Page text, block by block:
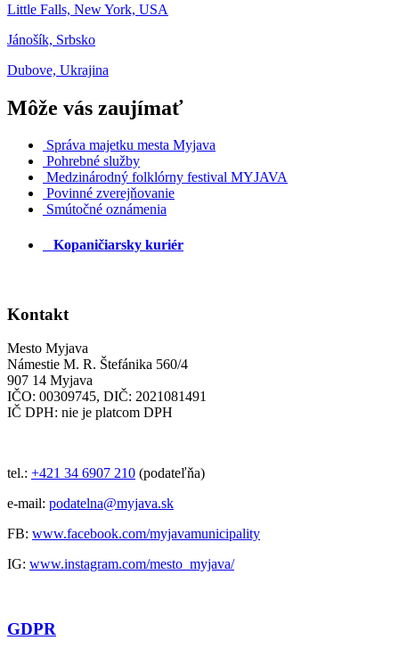
Little Falls, New York, USA
Jánošík, Srbsko
Dubove, Ukrajina
Môže vás zaujímať
Správa majetku mesta Myjava
Pohrebné služby
Medzinárodný folklórny festival MYJAVA
Povinné zverejňovanie
Smútočné oznámenia
Kopaničiarsky kuriér
Kontakt
Mesto Myjava
Námestie M. R. Štefánika 560/4
907 14 Myjava
IČO: 00309745, DIČ: 2021081491
IČ DPH: nie je platcom DPH
tel.: +421 34 6907 210 (podateľňa)
e-mail: podatelna@myjava.sk
FB: www.facebook.com/myjavamunicipality
IG: www.instagram.com/mesto_myjava/
GDPR